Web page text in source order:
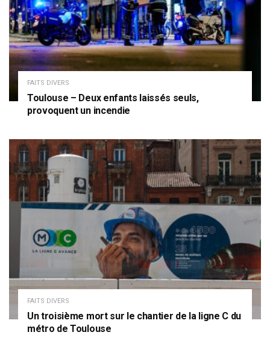
FAITS DIVERS
Toulouse – Deux enfants laissés seuls,
provoquent un incendie
FAITS DIVERS
Un troisième mort sur le chantier de la ligne C du
métro de Toulouse